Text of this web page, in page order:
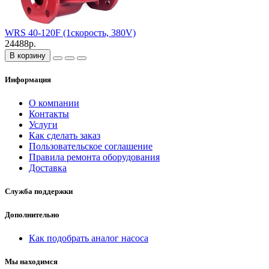
WRS 40-120F (1скорость, 380V)
24488р.
В корзину
Информация
О компании
Контакты
Услуги
Как сделать заказ
Пользовательское соглашение
Правила ремонта оборудования
Доставка
Служба поддержки
Дополнительно
Как подобрать аналог насоса
Мы находимся